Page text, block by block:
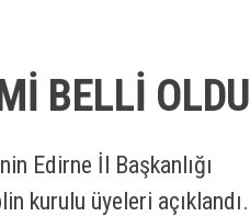
BELLİ OLDU
Edirne İl Başkanlığı
kurulu üyeleri açıklandı.